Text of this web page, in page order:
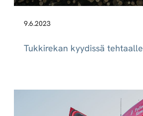
9.6.2023
Tukkirekan kyydissä tehtaalle